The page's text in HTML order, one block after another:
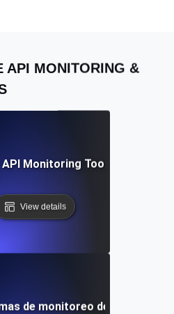
API MONITORING &
Monitoring Tool Integration
View details
de monitoreo de API para